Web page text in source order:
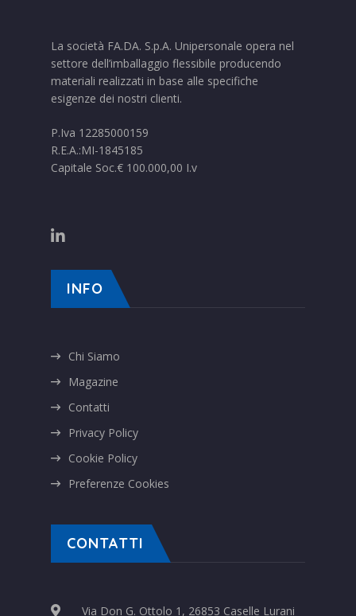
La società FA.DA. S.p.A. Unipersonale opera nel
settore dell’imballaggio flessibile producendo
materiali realizzati in base alle specifiche
esigenze dei nostri clienti.
P.Iva 12285000159
R.E.A.:MI-1845185
Capitale Soc.€ 100.000,00 I.v
INFO
Chi Siamo
Magazine
Contatti
Privacy Policy
Cookie Policy
Preferenze Cookies
CONTATTI
Via Don G. Ottolo 1, 26853 Caselle Lurani